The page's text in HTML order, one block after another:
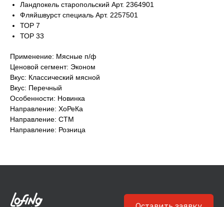
Ландпокель старопольский Арт. 2364901
Фляйшвурст специаль Арт. 2257501
ТОР 7
ТОР 33
Применение: Мясные п/ф
Ценовой сегмент: Эконом
Вкус: Классический мясной
Вкус: Перечный
Особенности: Новинка
Направление: ХоРеКа
Направление: СТМ
Направление: Розница
Политика обработки персональных данных
Каталоги
Готовые решения
Ингредиенты
Клиентам
О компании
Связаться
info@lofingspice.com